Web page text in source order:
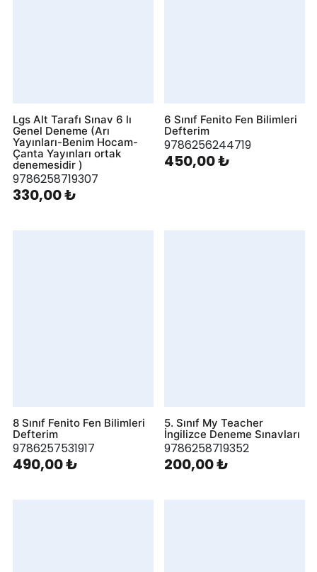
Lgs Alt Tarafı Sınav 6 lı
Genel Deneme (Arı
Yayınları-Benim Hocam-
Çanta Yayınları ortak
denemesidir )
9786258719307
330,00 ₺
6 Sınıf Fenito Fen Bilimleri
Defterim
9786256244719
450,00 ₺
8 Sınıf Fenito Fen Bilimleri
Defterim
9786257531917
490,00 ₺
5. Sınıf My Teacher
İngilizce Deneme Sınavları
9786258719352
200,00 ₺